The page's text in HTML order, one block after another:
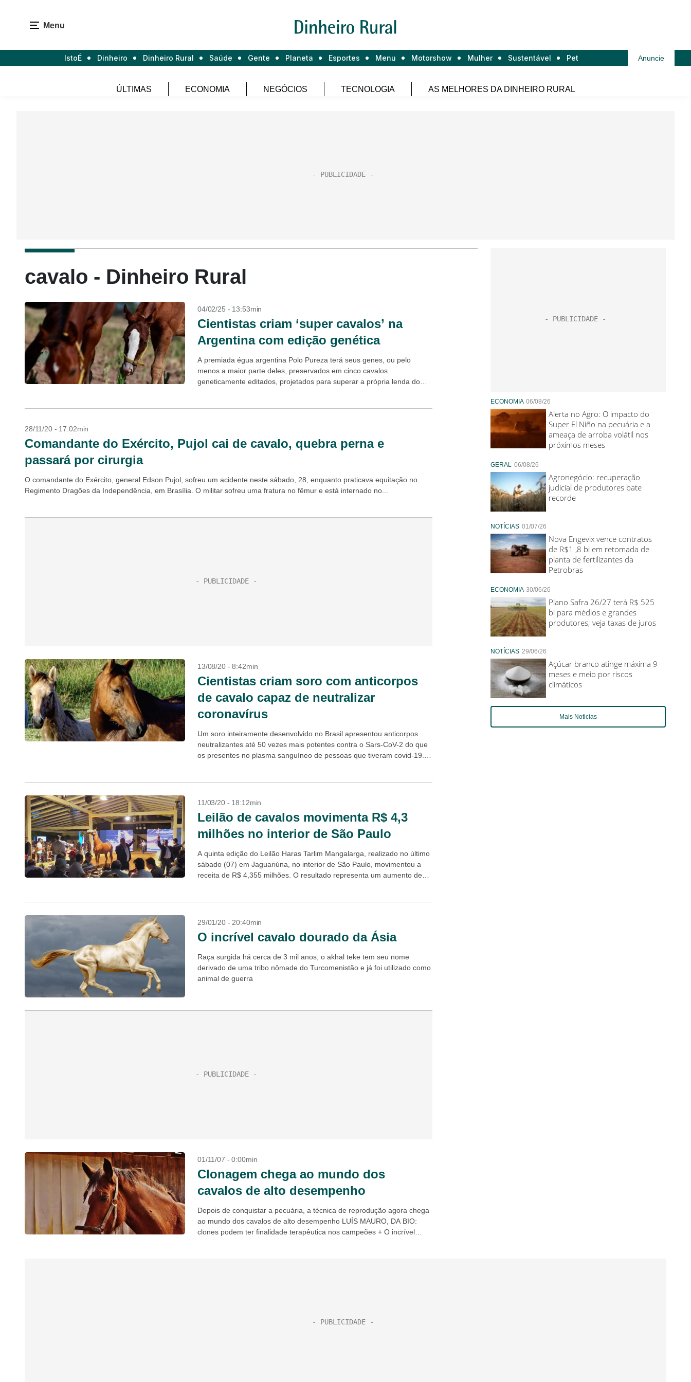
Menu
IstoÉ Dinheiro Dinheiro Rural Saúde Gente Planeta Esportes Menu Motorshow Mulher Sustentável Pet Anuncie
ÚLTIMAS ECONOMIA NEGÓCIOS TECNOLOGIA AS MELHORES DA DINHEIRO RURAL
cavalo - Dinheiro Rural
04/02/25 - 13:53min
Cientistas criam ‘super cavalos’ na
Argentina com edição genética
A premiada égua argentina Polo Pureza terá seus genes, ou pelo
menos a maior parte deles, preservados em cinco cavalos
geneticamente editados, projetados para superar a própria lenda do
28/11/20 - 17:02min
Comandante do Exército, Pujol cai de cavalo, quebra perna e
passará por cirurgia
O comandante do Exército, general Edson Pujol, sofreu um acidente neste sábado, 28, enquanto praticava equitação no
Regimento Dragões da Independência, em Brasília. O militar sofreu uma fratura no fêmur e está internado no...
13/08/20 - 8:42min
Cientistas criam soro com anticorpos
de cavalo capaz de neutralizar
coronavírus
Um soro inteiramente desenvolvido no Brasil apresentou anticorpos
neutralizantes até 50 vezes mais potentes contra o Sars-CoV-2 do que
os presentes no plasma sanguíneo de pessoas que tiveram covid-19. O
11/03/20 - 18:12min
Leilão de cavalos movimenta R$ 4,3
milhões no interior de São Paulo
A quinta edição do Leilão Haras Tarlim Mangalarga, realizado no último
sábado (07) em Jaguariúna, no interior de São Paulo, movimentou a
receita de R$ 4,355 milhões. O resultado representa um aumento de
29/01/20 - 20:40min
O incrível cavalo dourado da Ásia
Raça surgida há cerca de 3 mil anos, o akhal teke tem seu nome
derivado de uma tribo nômade do Turcomenistão e já foi utilizado como
animal de guerra
01/11/07 - 0:00min
Clonagem chega ao mundo dos
cavalos de alto desempenho
Depois de conquistar a pecuária, a técnica de reprodução agora chega
ao mundo dos cavalos de alto desempenho LUÍS MAURO, DA BIO:
clones podem ter finalidade terapêutica nos campeões + O incrível
ECONOMIA 06/08/26
Alerta no Agro: O impacto do
Super El Niño na pecuária e a
ameaça de arroba volátil nos
próximos meses
GERAL 06/08/26
Agronegócio: recuperação
judicial de produtores bate
recorde
NOTÍCIAS 01/07/26
Nova Engevix vence contratos
de R$1 ,8 bi em retomada de
planta de fertilizantes da
Petrobras
ECONOMIA 30/06/26
Plano Safra 26/27 terá R$ 525
bi para médios e grandes
produtores; veja taxas de juros
NOTÍCIAS 29/06/26
Açúcar branco atinge máxima 9
meses e meio por riscos
climáticos
Mais Noticias